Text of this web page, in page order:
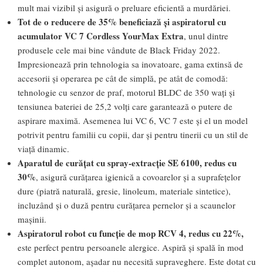
mult mai vizibil și asigură o preluare eficientă a murdăriei.
Tot de o reducere de 35% beneficiază și aspiratorul cu
acumulator VC 7 Cordless YourMax Extra, unul dintre
produsele cele mai bine vândute de Black Friday 2022.
Impresionează prin tehnologia sa inovatoare, gama extinsă de
accesorii și operarea pe cât de simplă, pe atât de comodă:
tehnologie cu senzor de praf, motorul BLDC de 350 wați și
tensiunea bateriei de 25,2 volți care garantează o putere de
aspirare maximă. Asemenea lui VC 6, VC 7 este și el un model
potrivit pentru familii cu copii, dar și pentru tinerii cu un stil de
viață dinamic.
Aparatul de curățat cu spray-extracție SE 6100, redus cu
30%, asigură curățarea igienică a covoarelor și a suprafețelor
dure (piatră naturală, gresie, linoleum, materiale sintetice),
incluzând și o duză pentru curățarea pernelor și a scaunelor
mașinii.
Aspiratorul robot cu funcție de mop RCV 4, redus cu 22%,
este perfect pentru persoanele alergice. Aspiră și spală în mod
complet autonom, așadar nu necesită supraveghere. Este dotat cu